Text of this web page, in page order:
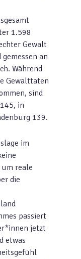
1.598
Gewalt
an
Während
Gewalttaten
sind
in
139.
im
reale
die
passiert
jetzt
etwas